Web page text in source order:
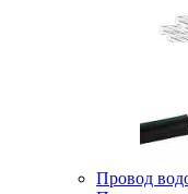
Провод